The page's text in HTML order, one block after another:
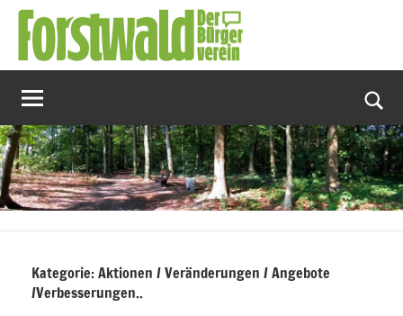
Zum
Inhalt
springen
Kategorie:Aktionen / Veränderungen / Angebote
/Verbesserungen..